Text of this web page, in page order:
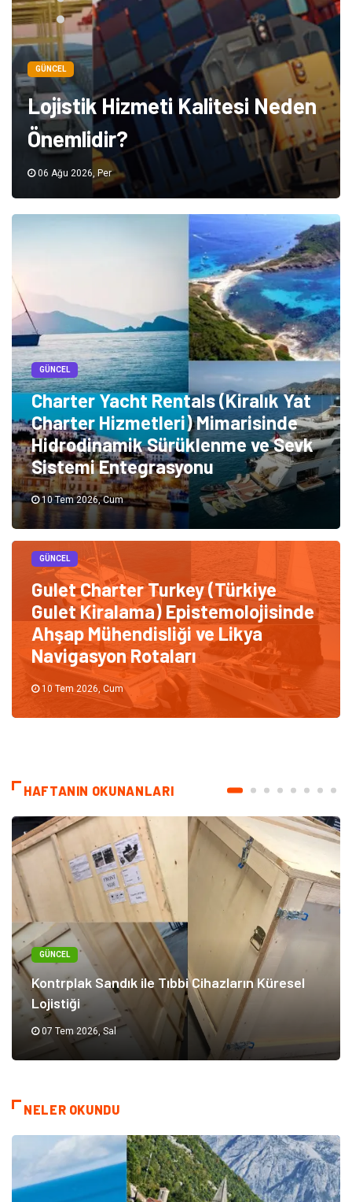
GÜNCEL
Lojistik Hizmeti Kalitesi Neden
Önemlidir?
06 Ağu 2026, Per
GÜNCEL
Charter Yacht Rentals (Kiralık Yat
Charter Hizmetleri) Mimarisinde
Hidrodinamik Sürüklenme ve Sevk
Sistemi Entegrasyonu
10 Tem 2026, Cum
GÜNCEL
Gulet Charter Turkey (Türkiye
Gulet Kiralama) Epistemolojisinde
Ahşap Mühendisliği ve Likya
Navigasyon Rotaları
10 Tem 2026, Cum
HAFTANIN OKUNANLARI
GÜNCEL
Kontrplak Sandık ile Tıbbi Cihazların Küresel
Lojistiği
07 Tem 2026, Sal
NELER OKUNDU